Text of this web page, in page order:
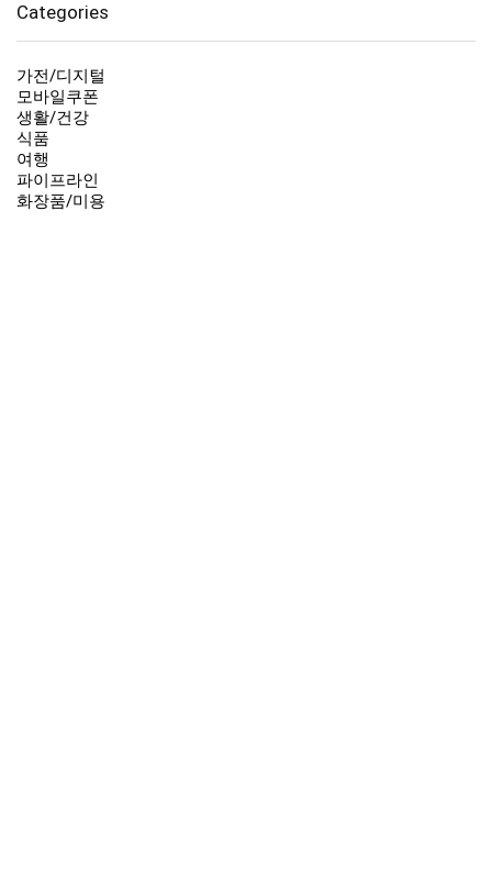
Categories
가전/디지털
모바일쿠폰
생활/건강
식품
여행
파이프라인
화장품/미용